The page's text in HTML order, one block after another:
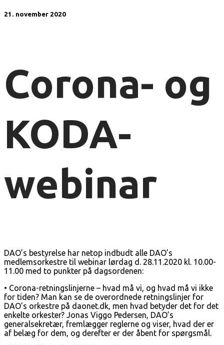
21. november 2020
Corona- og
KODA-
webinar
DAO’s bestyrelse har netop indbudt alle DAO’s
medlemsorkestre til webinar lørdag d. 28.11.2020 kl. 10.00-
11.00 med to punkter på dagsordenen:
• Corona-retningslinjerne – hvad må vi, og hvad må vi ikke
for tiden? Man kan se de overordnede retningslinjer for
DAO’s orkestre på daonet.dk, men hvad betyder det for det
enkelte orkester? Jonas Viggo Pedersen, DAO’s
generalsekretær, fremlægger reglerne og viser, hvad der er
af belæg for dem, og derefter er der åbent for spørgsmål.